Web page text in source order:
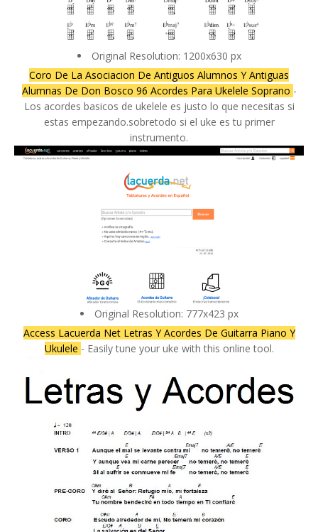
Original Resolution: 1200x630 px
Coro De La Asociacion De Antiguos Alumnos Y Antiguas
Alumnas De Don Bosco 96 Acordes Para Ukelele Soprano -
Los acordes basicos de ukelele es justo lo que necesitas si
estas empezando.sobretodo si el uke es tu primer
instrumento.
Original Resolution: 777x423 px
Access Lacuerda Net Letras Y Acordes De Guitarra Piano Y
Ukulele - Easily tune your uke with this online tool.